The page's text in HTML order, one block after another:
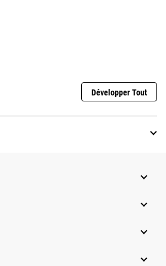
Développer Tout